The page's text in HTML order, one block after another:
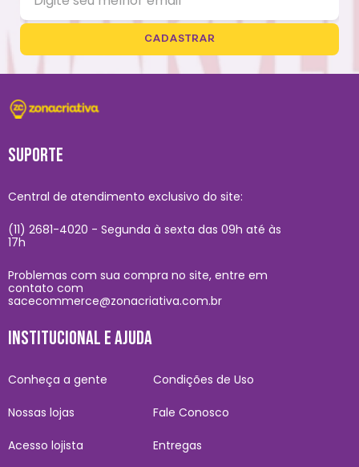
CADASTRAR
SUPORTE
Central de atendimento exclusivo do site:
(11) 2681-4020 - Segunda à sexta das 09h até às
17h
Problemas com sua compra no site, entre em
contato com
sacecommerce@zonacriativa.com.br
INSTITUCIONAL E AJUDA
Conheça a gente
Nossas lojas
Acesso lojista
Condições de Uso
Fale Conosco
Entregas